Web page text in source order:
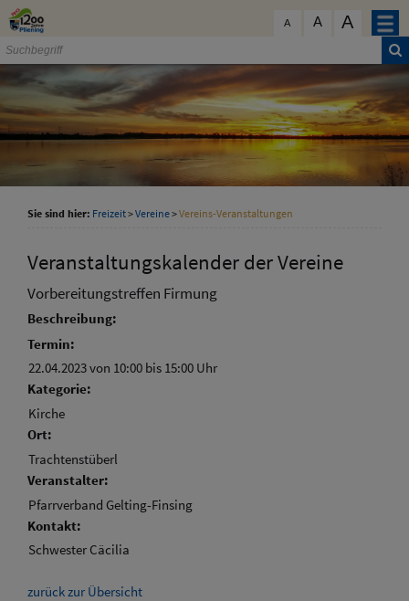
Zum Inhalt
A A A
Sie sind hier: Freizeit>Vereine>Vereins-Veranstaltungen
Veranstaltungskalender der Vereine
Vorbereitungstreffen Firmung
Beschreibung:
Termin:
22.04.2023 von 10:00 bis 15:00 Uhr
Kategorie:
Kirche
Ort:
Trachtenstüberl
Veranstalter:
Pfarrverband Gelting-Finsing
Kontakt:
Schwester Cäcilia
zurück zur Übersicht
schließen